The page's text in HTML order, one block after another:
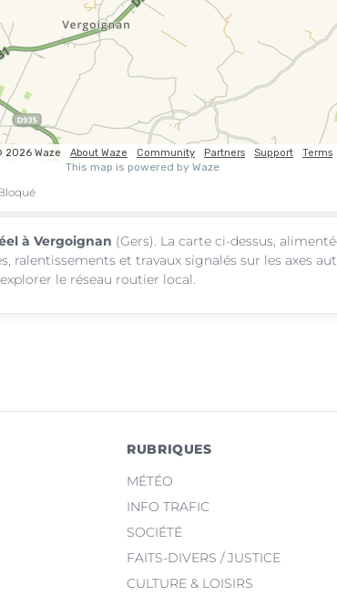
à Vergoignan (Gers). La carte ci-dessus,
ralentissements et travaux signalés sur les axes
le réseau routier local.
RUBRIQUES
MÉTÉO
INFO TRAFIC
SOCIÉTÉ
FAITS-DIVERS / JUSTICE
CULTURE & LOISIRS